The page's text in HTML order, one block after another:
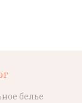
белье